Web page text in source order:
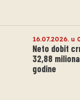
16.07.2026. u
Neto dobit
32,88
godine